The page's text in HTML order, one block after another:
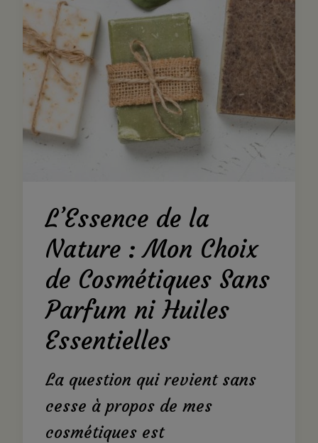
L’Essence de la
Nature : Mon Choix
de Cosmétiques Sans
Parfum ni Huiles
Essentielles
La question qui revient sans
cesse à propos de mes
cosmétiques est